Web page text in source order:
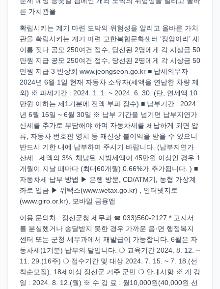
른 가치관을
확립시키는 계기 마련 도박의 위험성을 알리고 올바른 가치
관을 확립시키는 계기 마련 고한복합문화센터 ‘정암아리’ 새
이름 짓다 공모 250여건 접수, 당선된 2명에게 각 시상금 50
만원 지급 공모 250여건 접수, 당선된 2명에게 각 시상금 50
만원 지급 3 반상회 www.jeongseon.go.kr ■ 납세의무자 –
2024년 6월 1일 현재 자동차 소유자(세액을 연납한 차량 제
외) ※ 과세기간 : 2024. 1. 1. ~ 2024. 6. 30. (단, 연세액 10
만원 이하는 제1기분에 전액 부과 징수) ■ 납부기간 : 2024
년 6월 16일 ~ 6월 30일 ※ 납부 기간을 넘기면 납부지연가
산세를 추가로 부담해야 하며 자동차세를 체납하게 되면 압
류, 자동차 번호판 영치 등 재산상 불이익을 받을 수 있으니
반드시 기한 내에 납부하여 주시기 바랍니다. (납부지연가
산세 : 세액의 3%, 체납된 지방세액이 45만원 이상인 경우 1
개월이 지날 때마다 (최대60개월) 0.66%가 추가됩니다. ) ■
자동차세 납부 방법 ▶ 은행 방문, CD/ATM기, 농협 가상계
좌로 입금 ▶ 위택스(www.wetax.go.kr) , 인터넷지로
(www.giro.or.kr), 모바일 금융앱
이용 문의처 : 정선군청 세무과 ☎ 033)560-2127 * 고지서
를 분실했거나 송달받지 못한 경우 가까운 읍·면 행정복지
센터 또는 군청 세무과에서 재발급이 가능합니다. 6월은 자
동차세(1기분) 납부의 달입니다. ❍ 교육기간 2024. 8. 12. ~
11. 29.(16주) ❍ 접수기간 및 대상 2024. 7. 15. ~ 7. 18.(선
착순모집), 18세이상 정선군 거주 군민 ❍ 안내사항 ※ 개 강
일 : 2024. 8. 12.(월) ※ 수 강 료 : 월10,000원(40,000원 선